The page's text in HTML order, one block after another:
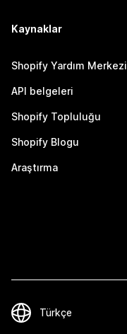
Kaynaklar
Shopify Yardım Merkezi
API belgeleri
Shopify Topluluğu
Shopify Blogu
Araştırma